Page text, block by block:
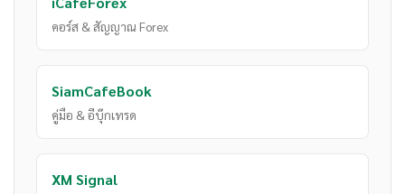
คอร์ส & สัญญาณ Forex
SiamCafeBook
คู่มือ & อีบุ๊กเทรด
XM Signal